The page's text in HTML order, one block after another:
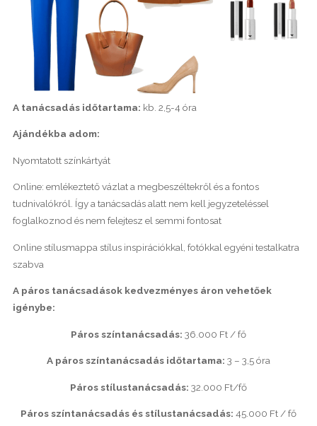
A tanácsadás időtartama: kb. 2,5-4 óra
Ajándékba adom:
Nyomtatott színkártyát
Online: emlékeztető vázlat a megbeszéltekről és a fontos
tudnivalókról. Így a tanácsadás alatt nem kell jegyzeteléssel
foglalkoznod és nem felejtesz el semmi fontosat
Online stílusmappa stílus inspirációkkal, fotókkal egyéni testalkatra
szabva
A páros tanácsadások kedvezményes áron vehetőek
igénybe:
Páros színtanácsadás: 36.000 Ft / fő
A páros színtanácsadás időtartama: 3 – 3,5 óra
Páros stílustanácsadás: 32.000 Ft/fő
Páros színtanácsadás és stílustanácsadás: 45.000 Ft / fő